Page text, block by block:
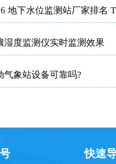
地下水位监测站厂家排名
湿度监测仪实时监测效果
气象站设备可靠吗?
快速